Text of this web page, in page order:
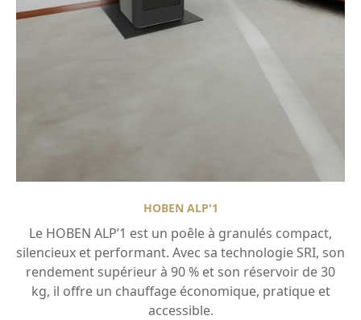
HOBEN ALP'1
Le HOBEN ALP’1 est un poêle à granulés compact,
silencieux et performant. Avec sa technologie SRI, son
rendement supérieur à 90 % et son réservoir de 30
kg, il offre un chauffage économique, pratique et
accessible.